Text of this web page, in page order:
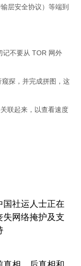
层安全协议）等端到
记不要从 TOR 网外
探，并完成拼图，这
联起来，以查看速度
国社运人士正在
失网络掩护及支